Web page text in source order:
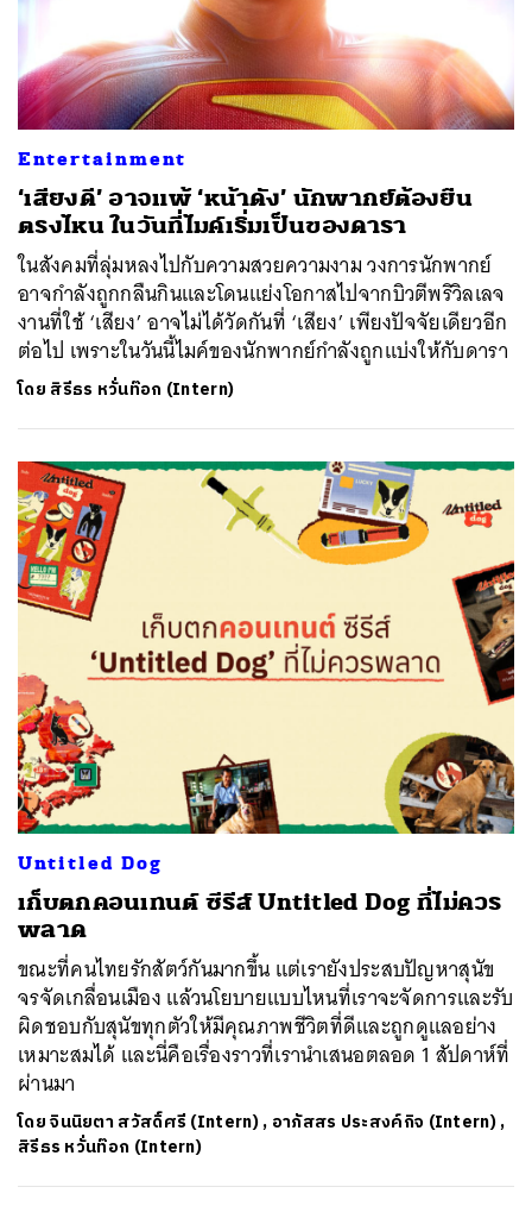
Entertainment
‘เสียงดี’ อาจแพ้ ‘หน้าดัง’ นักพากย์ต้องยืน
ตรงไหน ในวันที่ไมค์เริ่มเป็นของดารา
ในสังคมที่ลุ่มหลงไปกับความสวยความงาม วงการนักพากย์
อาจกำลังถูกกลืนกินและโดนแย่งโอกาสไปจากบิวตีพริวิลเลจ
งานที่ใช้ ‘เสียง’ อาจไม่ได้วัดกันที่ ‘เสียง’ เพียงปัจจัยเดียวอีก
ต่อไป เพราะในวันนี้ไมค์ของนักพากย์กำลังถูกแบ่งให้กับดารา
โดย สิรีธร หวั่นท๊อก (Intern)
Untitled Dog
เก็บตกคอนเทนต์ ซีรีส์ Untitled Dog ที่ไม่ควร
พลาด
ขณะที่คนไทยรักสัตว์กันมากขึ้น แต่เรายังประสบปัญหาสุนัข
จรจัดเกลื่อนเมือง แล้วนโยบายแบบไหนที่เราจะจัดการและรับ
ผิดชอบกับสุนัขทุกตัวให้มีคุณภาพชีวิตที่ดีและถูกดูแลอย่าง
เหมาะสมได้ และนี่คือเรื่องราวที่เรานำเสนอตลอด 1 สัปดาห์ที่
ผ่านมา
โดยจินนิยตา สวัสดิ์ศรี (Intern), อาภัสสร ประสงค์กิจ (Intern),
สิรีธร หวั่นท๊อก (Intern)